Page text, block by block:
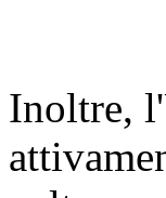
Inoltre,